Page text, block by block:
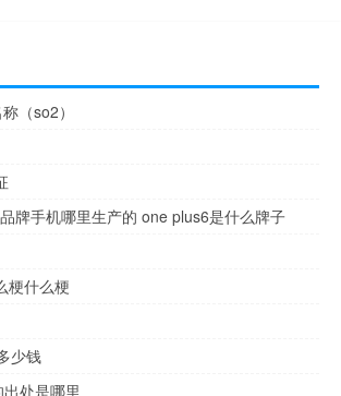
（so2）
牌手机哪里生产的 one plus6是什么牌子
梗什么梗
少钱
出处是哪里